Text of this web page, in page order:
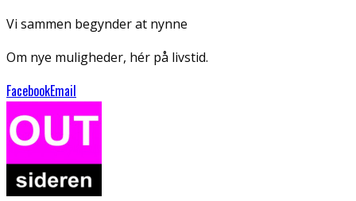
Vi sammen begynder at nynne
Om nye muligheder, hér på livstid.
FacebookEmail